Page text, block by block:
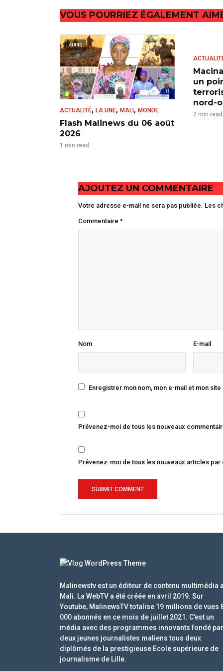
VOUS POURRIEZ ÉGALEMENT
AUDIO
ACTUALITÉ, LA UNE, MALI , MONDE
Flash Malinews du 06 août
2026
1 min read
un
nord-
2 min read
AJOUTEZ UN COMMENTAIRE
Votre adresse e-mail ne sera pas publiée. Les
Commentaire *
Nom E-mail
Enregistrer mon nom, mon e-mail et mon
Prévenez-moi de tous les nouveaux
Prévenez-moi de tous les nouveaux articles par
Malinewstv est un éditeur de contenu multimédia
Mali. La WebTV a été créée en avril 2019. Sur
Youtube, MalinewsTV totalise 19 millions de vues
000 abonnés en ce mois de juillet 2021. C’est un
média avec des programmes innovants fondé par
deux jeunes journalistes maliens tous deux
diplômés de la prestigieuse Ecole supérieure de
journalisme de Lille.